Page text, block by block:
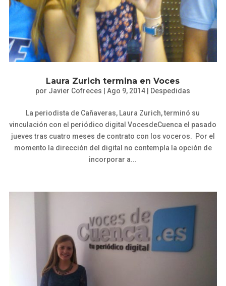
Laura Zurich termina en Voces
por Javier Cofreces |Ago 9, 2014 Despedidas
La periodista de Cañaveras, Laura Zurich, terminó su
vinculación con el periódico digital VocesdeCuenca el pasado
jueves tras cuatro meses de contrato con los voceros. Por el
momento la dirección del digital no contempla la opción de
incorporar a...